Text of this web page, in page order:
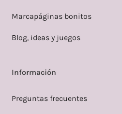
Marcapáginas bonitos
Blog, ideas y juegos
Información
Preguntas frecuentes